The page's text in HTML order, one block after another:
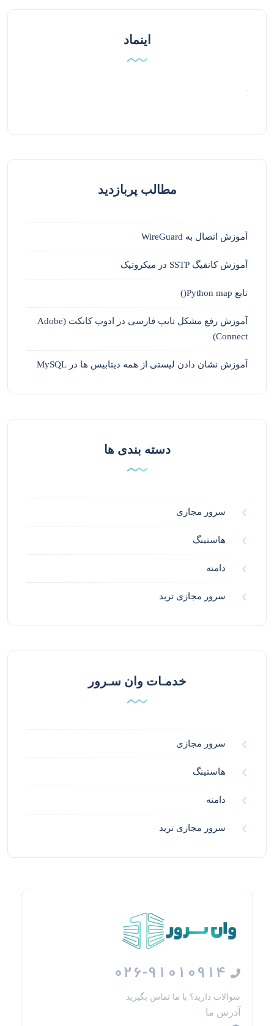
اینماد
مطالب پربازدید
آموزش اتصال به WireGuard
آموزش کانفیگ SSTP در میکروتیک
تابع Python map()
آموزش رفع مشکل تایپ فارسی در ادوب کانکت (Adobe
Connect)
آموزش نشان دادن لیستی از همه دیتابیس ها در MySQL
دسته بندی ها
سرور مجازی
هاستینگ
دامنه
سرور مجازی ترید
خدمـات وان سـرور
سرور مجازی
هاستینگ
دامنه
سرور مجازی ترید
026-91010914
سوالات دارید؟ با ما تماس بگیرید
آدرس ما